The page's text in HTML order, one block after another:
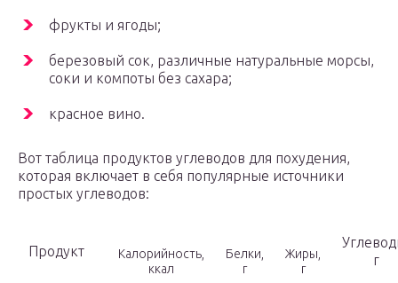
фрукты и ягоды;
березовый сок, различные натуральные морсы,
соки и компоты без сахара;
красное вино.
Вот таблица продуктов углеводов для похудения,
которая включает в себя популярные источники
простых углеводов:
Продукт
Калорийность,
ккал
Белки,
г
Жиры,
г
г